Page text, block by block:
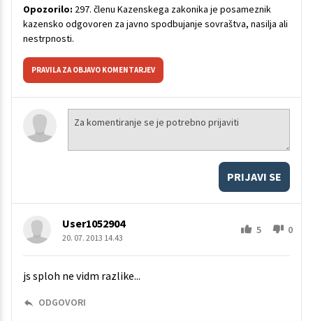
Opozorilo: 297. členu Kazenskega zakonika je posameznik
kazensko odgovoren za javno spodbujanje sovraštva, nasilja ali
nestrpnosti.
PRAVILA ZA OBJAVO KOMENTARJEV
PRIJAVI SE
User1052904
20. 07. 2013 14.43
5 0
js sploh ne vidm razlike...
ODGOVORI